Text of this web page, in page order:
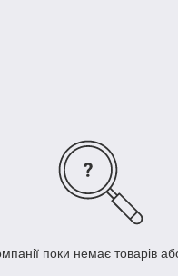
поки немає товарів